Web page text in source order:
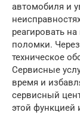
автомобиля и
реагировать
поломки.
техническое
Сервисные
время и
сервисный
этой функцией